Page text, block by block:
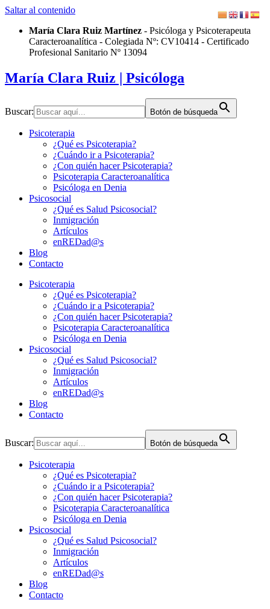
Saltar al contenido
María Clara Ruiz Martínez - Psicóloga y Psicoterapeuta
Caracteroanalítica - Colegiada Nº: CV10414 - Certificado
Profesional Sanitario Nº 13094
María Clara Ruiz | Psicóloga
Buscar: Botón de búsqueda
Psicoterapia
¿Qué es Psicoterapia?
¿Cuándo ir a Psicoterapia?
¿Con quién hacer Psicoterapia?
Psicoterapia Caracteroanalítica
Psicóloga en Denia
Psicosocial
¿Qué es Salud Psicosocial?
Inmigración
Artículos
enREDad@s
Blog
Contacto
Psicoterapia
¿Qué es Psicoterapia?
¿Cuándo ir a Psicoterapia?
¿Con quién hacer Psicoterapia?
Psicoterapia Caracteroanalítica
Psicóloga en Denia
Psicosocial
¿Qué es Salud Psicosocial?
Inmigración
Artículos
enREDad@s
Blog
Contacto
Buscar: Botón de búsqueda
Psicoterapia
¿Qué es Psicoterapia?
¿Cuándo ir a Psicoterapia?
¿Con quién hacer Psicoterapia?
Psicoterapia Caracteroanalítica
Psicóloga en Denia
Psicosocial
¿Qué es Salud Psicosocial?
Inmigración
Artículos
enREDad@s
Blog
Contacto